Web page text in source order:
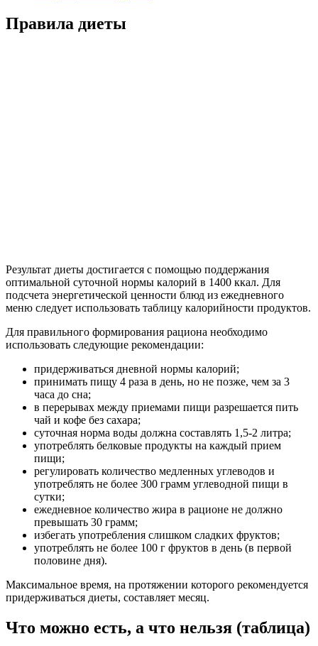
Правила диеты
Результат диеты достигается с помощью поддержания
оптимальной суточной нормы калорий в 1400 ккал. Для
подсчета энергетической ценности блюд из ежедневного
меню следует использовать таблицу калорийности продуктов.
Для правильного формирования рациона необходимо
использовать следующие рекомендации:
придерживаться дневной нормы калорий;
принимать пищу 4 раза в день, но не позже, чем за 3
часа до сна;
в перерывах между приемами пищи разрешается пить
чай и кофе без сахара;
суточная норма воды должна составлять 1,5-2 литра;
употреблять белковые продукты на каждый прием
пищи;
регулировать количество медленных углеводов и
употреблять не более 300 грамм углеводной пищи в
сутки;
ежедневное количество жира в рационе не должно
превышать 30 грамм;
избегать употребления слишком сладких фруктов;
употреблять не более 100 г фруктов в день (в первой
половине дня).
Максимальное время, на протяжении которого рекомендуется
придерживаться диеты, составляет месяц.
Что можно есть, а что нельзя (таблица)